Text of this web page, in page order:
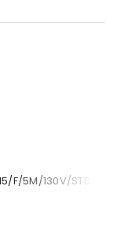
F/5M/130V/STD